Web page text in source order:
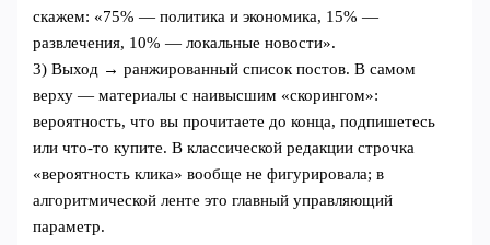
скажем: «75% — политика и экономика, 15% —
развлечения, 10% — локальные новости».
3) Выход → ранжированный список постов. В самом
верху — материалы с наивысшим «скорингом»:
вероятность, что вы прочитаете до конца, подпишетесь
или что‑то купите. В классической редакции строчка
«вероятность клика» вообще не фигурировала; в
алгоритмической ленте это главный управляющий
параметр.